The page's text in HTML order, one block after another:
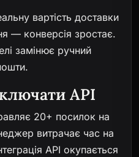
вартість доставки
— конверсія зростає.
замінює ручний
API
20+ посилок на
витрачає час на
API окупається